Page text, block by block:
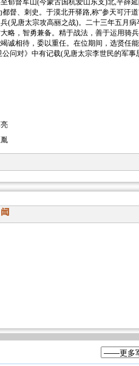
郁督军山(今蒙古国杭爱山东支)北,平薛
督、刺史。于漠北开驿路,称“参天可汗
(见唐太宗攻高丽之战)。二十三年五月病
，智勇兼备。精于战法，善于运用骑兵
诚相待，委以重任。在位期间，选贤任
公问对》中有记载(见唐太宗李世民的军事